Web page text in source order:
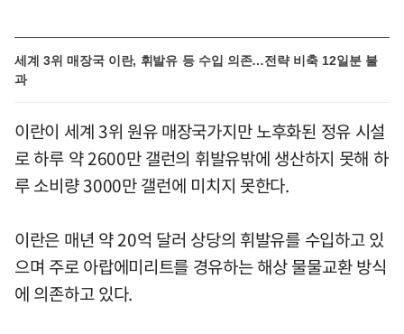
세계 3위 매장국 이란, 휘발유 등 수입 의존…전략 비축 12일분 불
과
이란이 세계 3위 원유 매장국가지만 노후화된 정유 시설
로 하루 약 2600만 갤런의 휘발유밖에 생산하지 못해 하
루 소비량 3000만 갤런에 미치지 못한다.
이란은 매년 약 20억 달러 상당의 휘발유를 수입하고 있
으며 주로 아랍에미리트를 경유하는 해상 물물교환 방식
에 의존하고 있다.